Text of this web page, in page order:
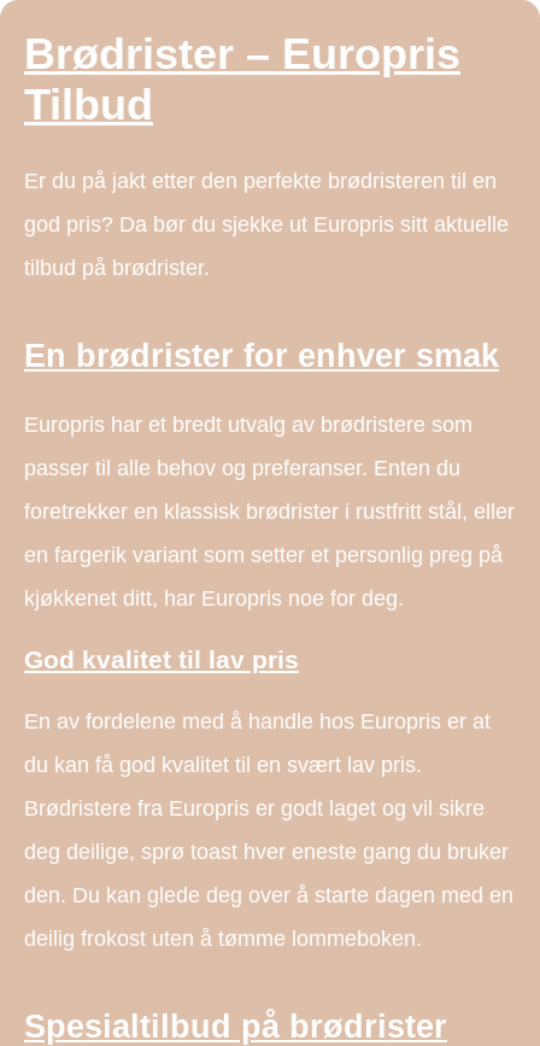
Brødrister – Europris
Tilbud
Er du på jakt etter den perfekte brødristeren til en
god pris? Da bør du sjekke ut Europris sitt aktuelle
tilbud på brødrister.
En brødrister for enhver smak
Europris har et bredt utvalg av brødristere som
passer til alle behov og preferanser. Enten du
foretrekker en klassisk brødrister i rustfritt stål, eller
en fargerik variant som setter et personlig preg på
kjøkkenet ditt, har Europris noe for deg.
God kvalitet til lav pris
En av fordelene med å handle hos Europris er at
du kan få god kvalitet til en svært lav pris.
Brødristere fra Europris er godt laget og vil sikre
deg deilige, sprø toast hver eneste gang du bruker
den. Du kan glede deg over å starte dagen med en
deilig frokost uten å tømme lommeboken.
Spesialtilbud på brødrister